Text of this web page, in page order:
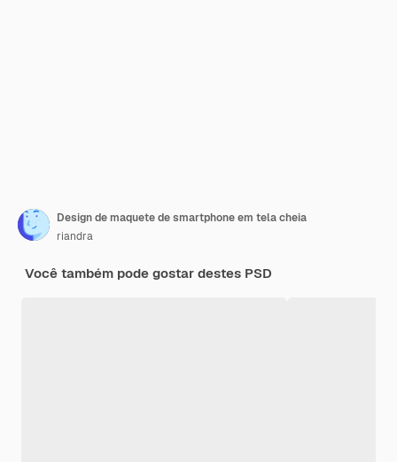
Design de maquete de smartphone em tela cheia
riandra
Você também pode gostar destes PSD